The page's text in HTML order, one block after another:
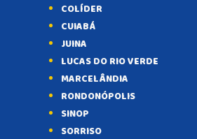
COLÍDER
CUIABÁ
JUINA
LUCAS DO RIO VERDE
MARCELÂNDIA
RONDONÓPOLIS
SINOP
SORRISO